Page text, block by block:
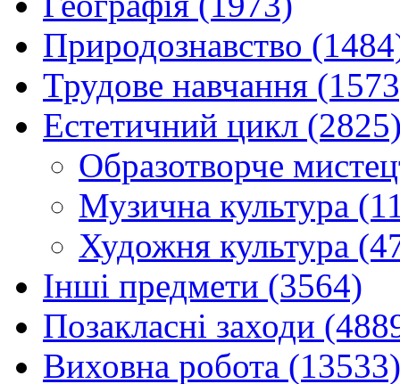
Природознавство
Трудове навчання
Естетичний цикл
Образотворче
Музична культура
Художня культура
Інші предмети (3564)
Позакласні заходи
Виховна робота (13533)